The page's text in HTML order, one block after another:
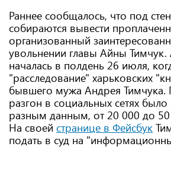
Раннее сообщалось, что под
собираются вывести
организованный
увольнении главы Айны Тимчук.
началась в полдень 26 июля,
"расследование" харьковских
бывшего мужа Андрея Тимчука.
разгон в социальных сетях
разным данным, от 20 000 до
На своей странице в Фейсбук
подать в суд на